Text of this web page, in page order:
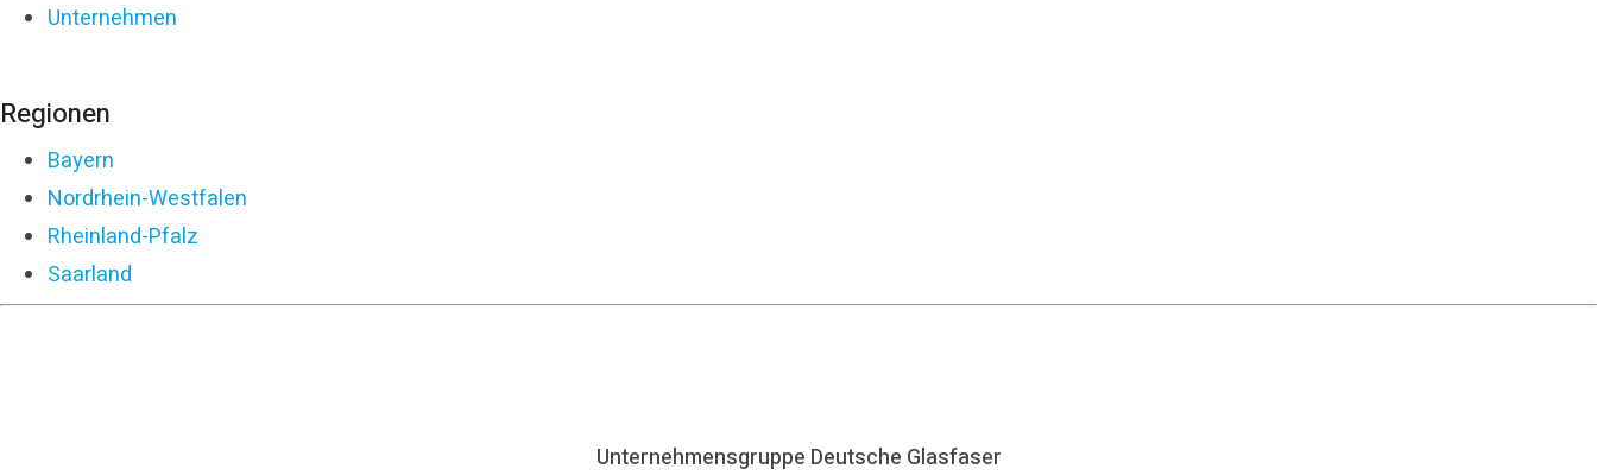
Unternehmen
Regionen
Bayern
Nordrhein-Westfalen
Rheinland-Pfalz
Saarland
Unternehmensgruppe Deutsche Glasfaser